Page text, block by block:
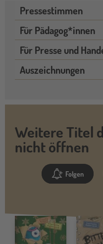
Pressestimmen
Für Pädagog*innen
Für Presse und
Auszeichnungen
Weitere Titel
nicht öffnen
Folgen